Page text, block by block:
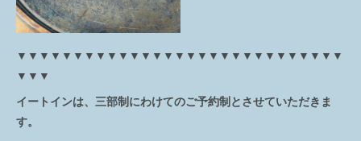
▼▼▼▼▼▼▼▼▼▼▼▼▼▼▼▼▼▼▼▼▼▼▼▼▼▼▼▼▼
▼▼▼
イートインは、三部制にわけてのご予約制とさせていただきま
す。